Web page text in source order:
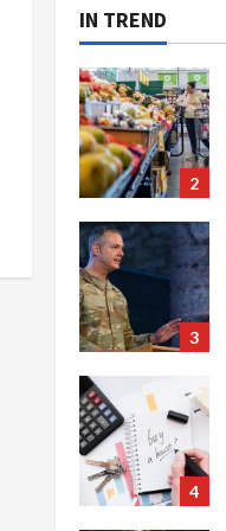
IN TREND
2
3
4